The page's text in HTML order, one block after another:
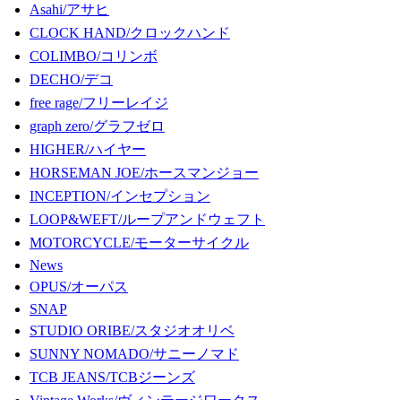
Asahi/アサヒ
CLOCK HAND/クロックハンド
COLIMBO/コリンボ
DECHO/デコ
free rage/フリーレイジ
graph zero/グラフゼロ
HIGHER/ハイヤー
HORSEMAN JOE/ホースマンジョー
INCEPTION/インセプション
LOOP&WEFT/ループアンドウェフト
MOTORCYCLE/モーターサイクル
News
OPUS/オーパス
SNAP
STUDIO ORIBE/スタジオオリベ
SUNNY NOMADO/サニーノマド
TCB JEANS/TCBジーンズ